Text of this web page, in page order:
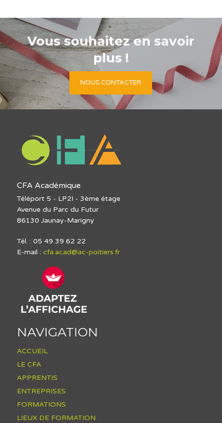
Vous souhaitez en savoir
plus !
NOUS CONTACTER
CFA Académique
Téléport 5 - LP2I - 3ème étage
Avenue du Parc du Futur
86130 Jaunay-Marigny
Tél. : 05 49 39 62 22
E-mail : cfa.acad@ac-poitiers.fr
NAVIGATION
ACCUEIL
LE CFA
APPRENTIS
ENTREPRISES
FORMATIONS
LIEUX DE FORMATION